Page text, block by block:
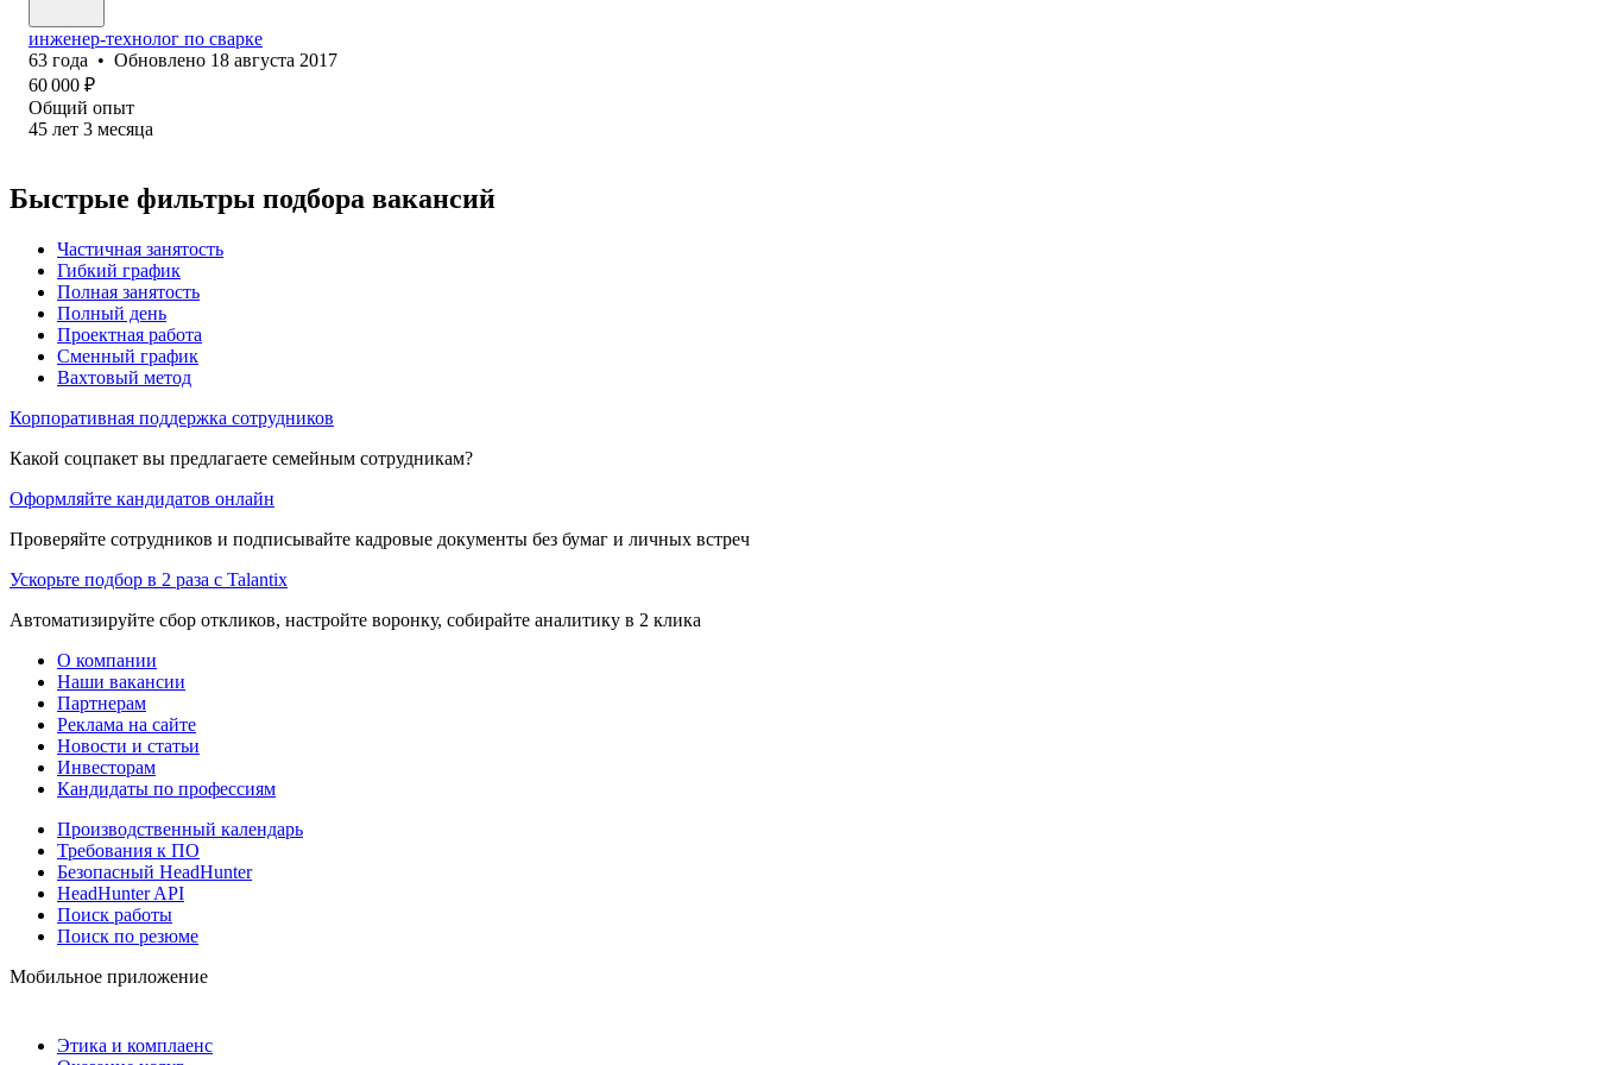
инженер-технолог по сварке
63 года • Обновлено 18 августа 2017
60 000 ₽
Общий опыт
45 лет 3 месяца
Быстрые фильтры подбора вакансий
Частичная занятость
Гибкий график
Полная занятость
Полный день
Проектная работа
Сменный график
Вахтовый метод
Корпоративная поддержка сотрудников
Какой соцпакет вы предлагаете семейным сотрудникам?
Оформляйте кандидатов онлайн
Проверяйте сотрудников и подписывайте кадровые документы без бумаг и личных встреч
Ускорьте подбор в 2 раза с Talantix
Автоматизируйте сбор откликов, настройте воронку, собирайте аналитику в 2 клика
О компании
Наши вакансии
Партнерам
Реклама на сайте
Новости и статьи
Инвесторам
Кандидаты по профессиям
Производственный календарь
Требования к ПО
Безопасный HeadHunter
HeadHunter API
Поиск работы
Поиск по резюме
Мобильное приложение
Этика и комплаенс